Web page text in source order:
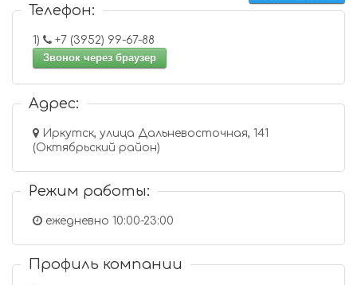
Телефон:
1)
+7 (3952) 99-67-88
Звонок через браузер
Адрес:
Иркутск, улица Дальневосточная, 141
(Октябрьский район)
Режим работы:
ежедневно 10:00-23:00
Профиль компании